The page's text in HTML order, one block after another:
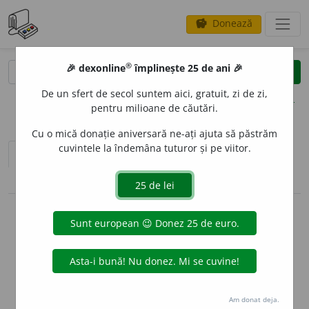
savings Donează
clear
opțiuni
sinteza definițiilor (1)
definiții (53)
info
info
Aceste definiții sunt compilate de
echipa dexonline. Definițiile
originale se află pe filadefiniții.
Puteți reordona filele pe pagina de
🎉 dexonline® împlinește 25 de ani 🎉
De un sfert de secol suntem aici, gratuit, zi de zi,
pentru milioane de căutări.
Cu o mică donație aniversară ne-ați ajuta să păstrăm
cuvintele la îndemâna tuturor și pe viitor.
Am donat deja.